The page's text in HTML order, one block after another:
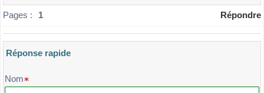
Pages : 1 Répondre
Réponse rapide
Veuillez composer votre message et l'envoyer
Nom